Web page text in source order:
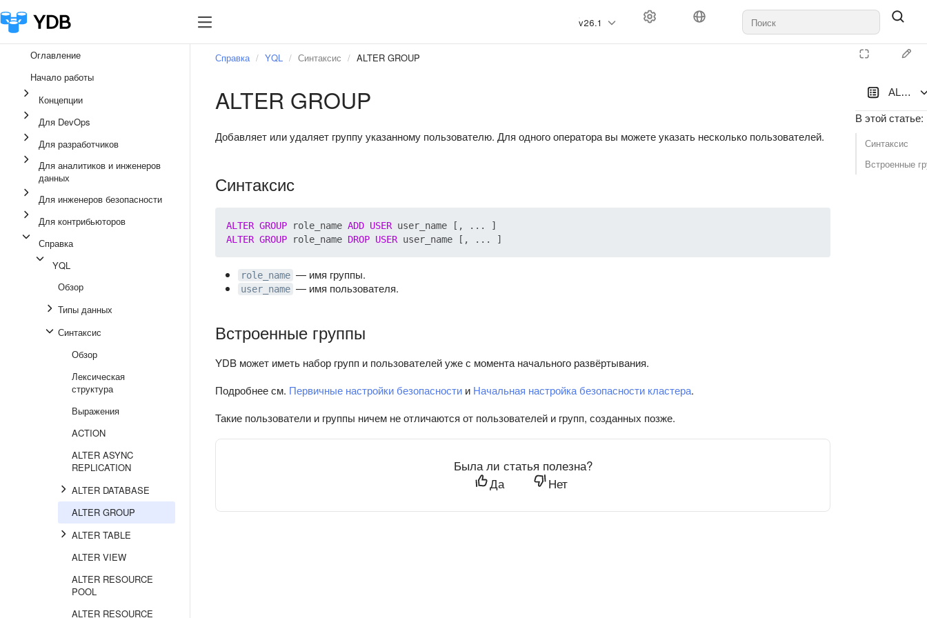
v26.1
Оглавление
Начало работы
Концепции
Для DevOps
Для разработчиков
Для аналитиков и инженеров
данных
Для инженеров безопасности
Для контрибьюторов
Справка
YQL
Обзор
Типы данных
Синтаксис
Обзор
Лексическая
структура
Выражения
ACTION
ALTER ASYNC
REPLICATION
ALTER DATABASE
ALTER GROUP
ALTER TABLE
ALTER VIEW
ALTER RESOURCE
POOL
ALTER RESOURCE
ALTER
В этой статье:
Синтаксис
Встроенные
Справка YQL Синтаксис ALTER GROUP
ALTER GROUP
Добавляет или удаляет группу указанному пользователю. Для одного оператора вы можете указать несколько пользователей.
Синтаксис
ALTER GROUP role_name ADD USER
ALTER GROUP role_name DROP USER
role_name — имя группы.
user_name — имя пользователя.
Встроенные группы
YDB может иметь набор групп и пользователей уже с момента начального развёртывания.
Подробнее см. Первичные настройки безопасности и Начальная настройка безопасности кластера.
Такие пользователи и группы ничем не отличаются от пользователей и групп, созданных позже.
Была ли статья полезна?
Да
Нет